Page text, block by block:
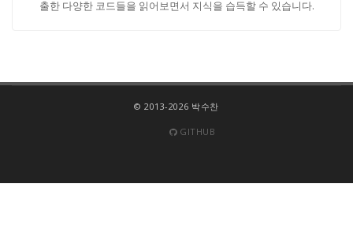
출한 다양한 코드들을 읽어보면서 지식을 습득할 수 있습니다.
© 2013-2026 박수찬
GITHUB